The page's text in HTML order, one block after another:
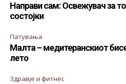
Направи сам: Освежувач за
состојки
Патувања
Малта – медитеранскиот
лето
Здравје и фитнес